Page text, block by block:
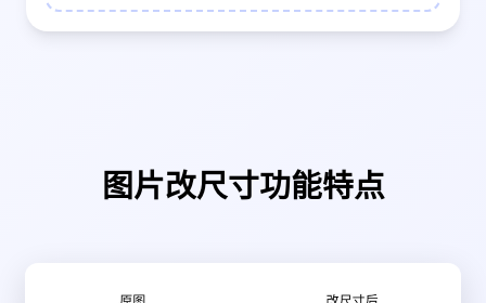
图片改尺寸功能特点